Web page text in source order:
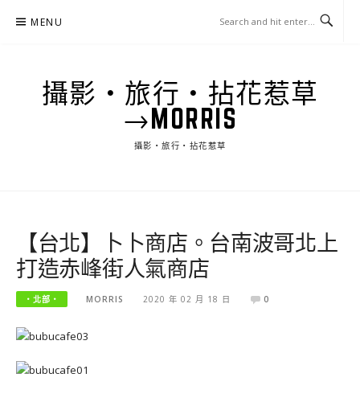
MENU
攝影‧旅行‧拈花惹草
→MORRIS
攝影‧旅行‧拈花惹草
【台北】卜卜商店。台南波哥北上
打造赤峰街人氣商店
‧北部‧ MORRIS 2020 年 02 月 18 日 0